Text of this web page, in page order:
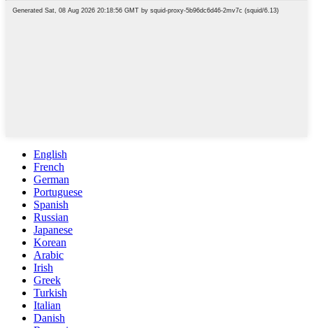
English
French
German
Portuguese
Spanish
Russian
Japanese
Korean
Arabic
Irish
Greek
Turkish
Italian
Danish